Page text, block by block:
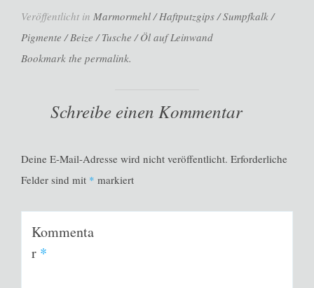
Veröffentlicht in Marmormehl / Haftputzgips / Sumpfkalk /
Pigmente / Beize / Tusche / Öl auf Leinwand
Bookmark the permalink.
Schreibe einen Kommentar
Deine E-Mail-Adresse wird nicht veröffentlicht. Erforderliche
Felder sind mit * markiert
Kommenta
r *